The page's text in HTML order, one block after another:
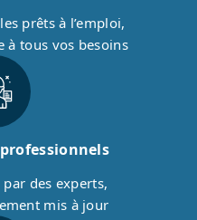
prêts à l’emploi,
à tous vos besoins
des experts,
mis à jour